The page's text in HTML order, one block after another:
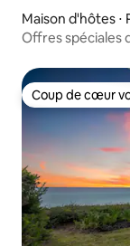
Maison d'hôtes ⋅
Offres spéciales
Coup de cœur
Coup de cœur